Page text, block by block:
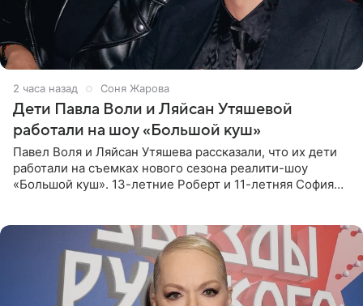
2 часа назад Соня Жарова
Дети Павла Воли и Ляйсан Утяшевой
работали на шоу «Большой куш»
Павел Воля и Ляйсан Утяшева рассказали, что их дети
работали на съемках нового сезона реалити-шоу
«Большой куш». 13-летние Роберт и 11-летняя София